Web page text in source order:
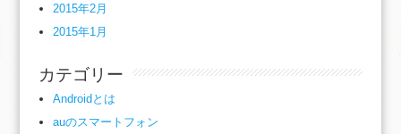
2015年2月
2015年1月
カテゴリー
Androidとは
auのスマートフォン